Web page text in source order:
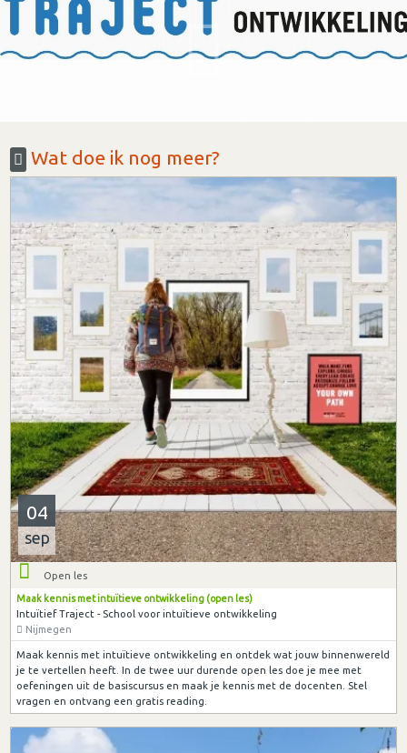
Wat doe ik nog meer?
04
sep
Open les
Maak kennis met intuïtieve ontwikkeling (open les)
Intuïtief Traject - School voor intuïtieve ontwikkeling
Nijmegen
Maak kennis met intuïtieve ontwikkeling en ontdek wat jouw binnenwereld
je te vertellen heeft. In de twee uur durende open les doe je mee met
oefeningen uit de basiscursus en maak je kennis met de docenten. Stel
vragen en ontvang een gratis reading.